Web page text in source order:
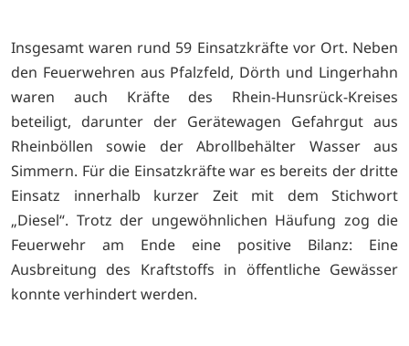
Insgesamt waren rund 59 Einsatzkräfte vor Ort. Neben
den Feuerwehren aus Pfalzfeld, Dörth und Lingerhahn
waren auch Kräfte des Rhein-Hunsrück-Kreises
beteiligt, darunter der Gerätewagen Gefahrgut aus
Rheinböllen sowie der Abrollbehälter Wasser aus
Simmern. Für die Einsatzkräfte war es bereits der dritte
Einsatz innerhalb kurzer Zeit mit dem Stichwort
„Diesel“. Trotz der ungewöhnlichen Häufung zog die
Feuerwehr am Ende eine positive Bilanz: Eine
Ausbreitung des Kraftstoffs in öffentliche Gewässer
konnte verhindert werden.